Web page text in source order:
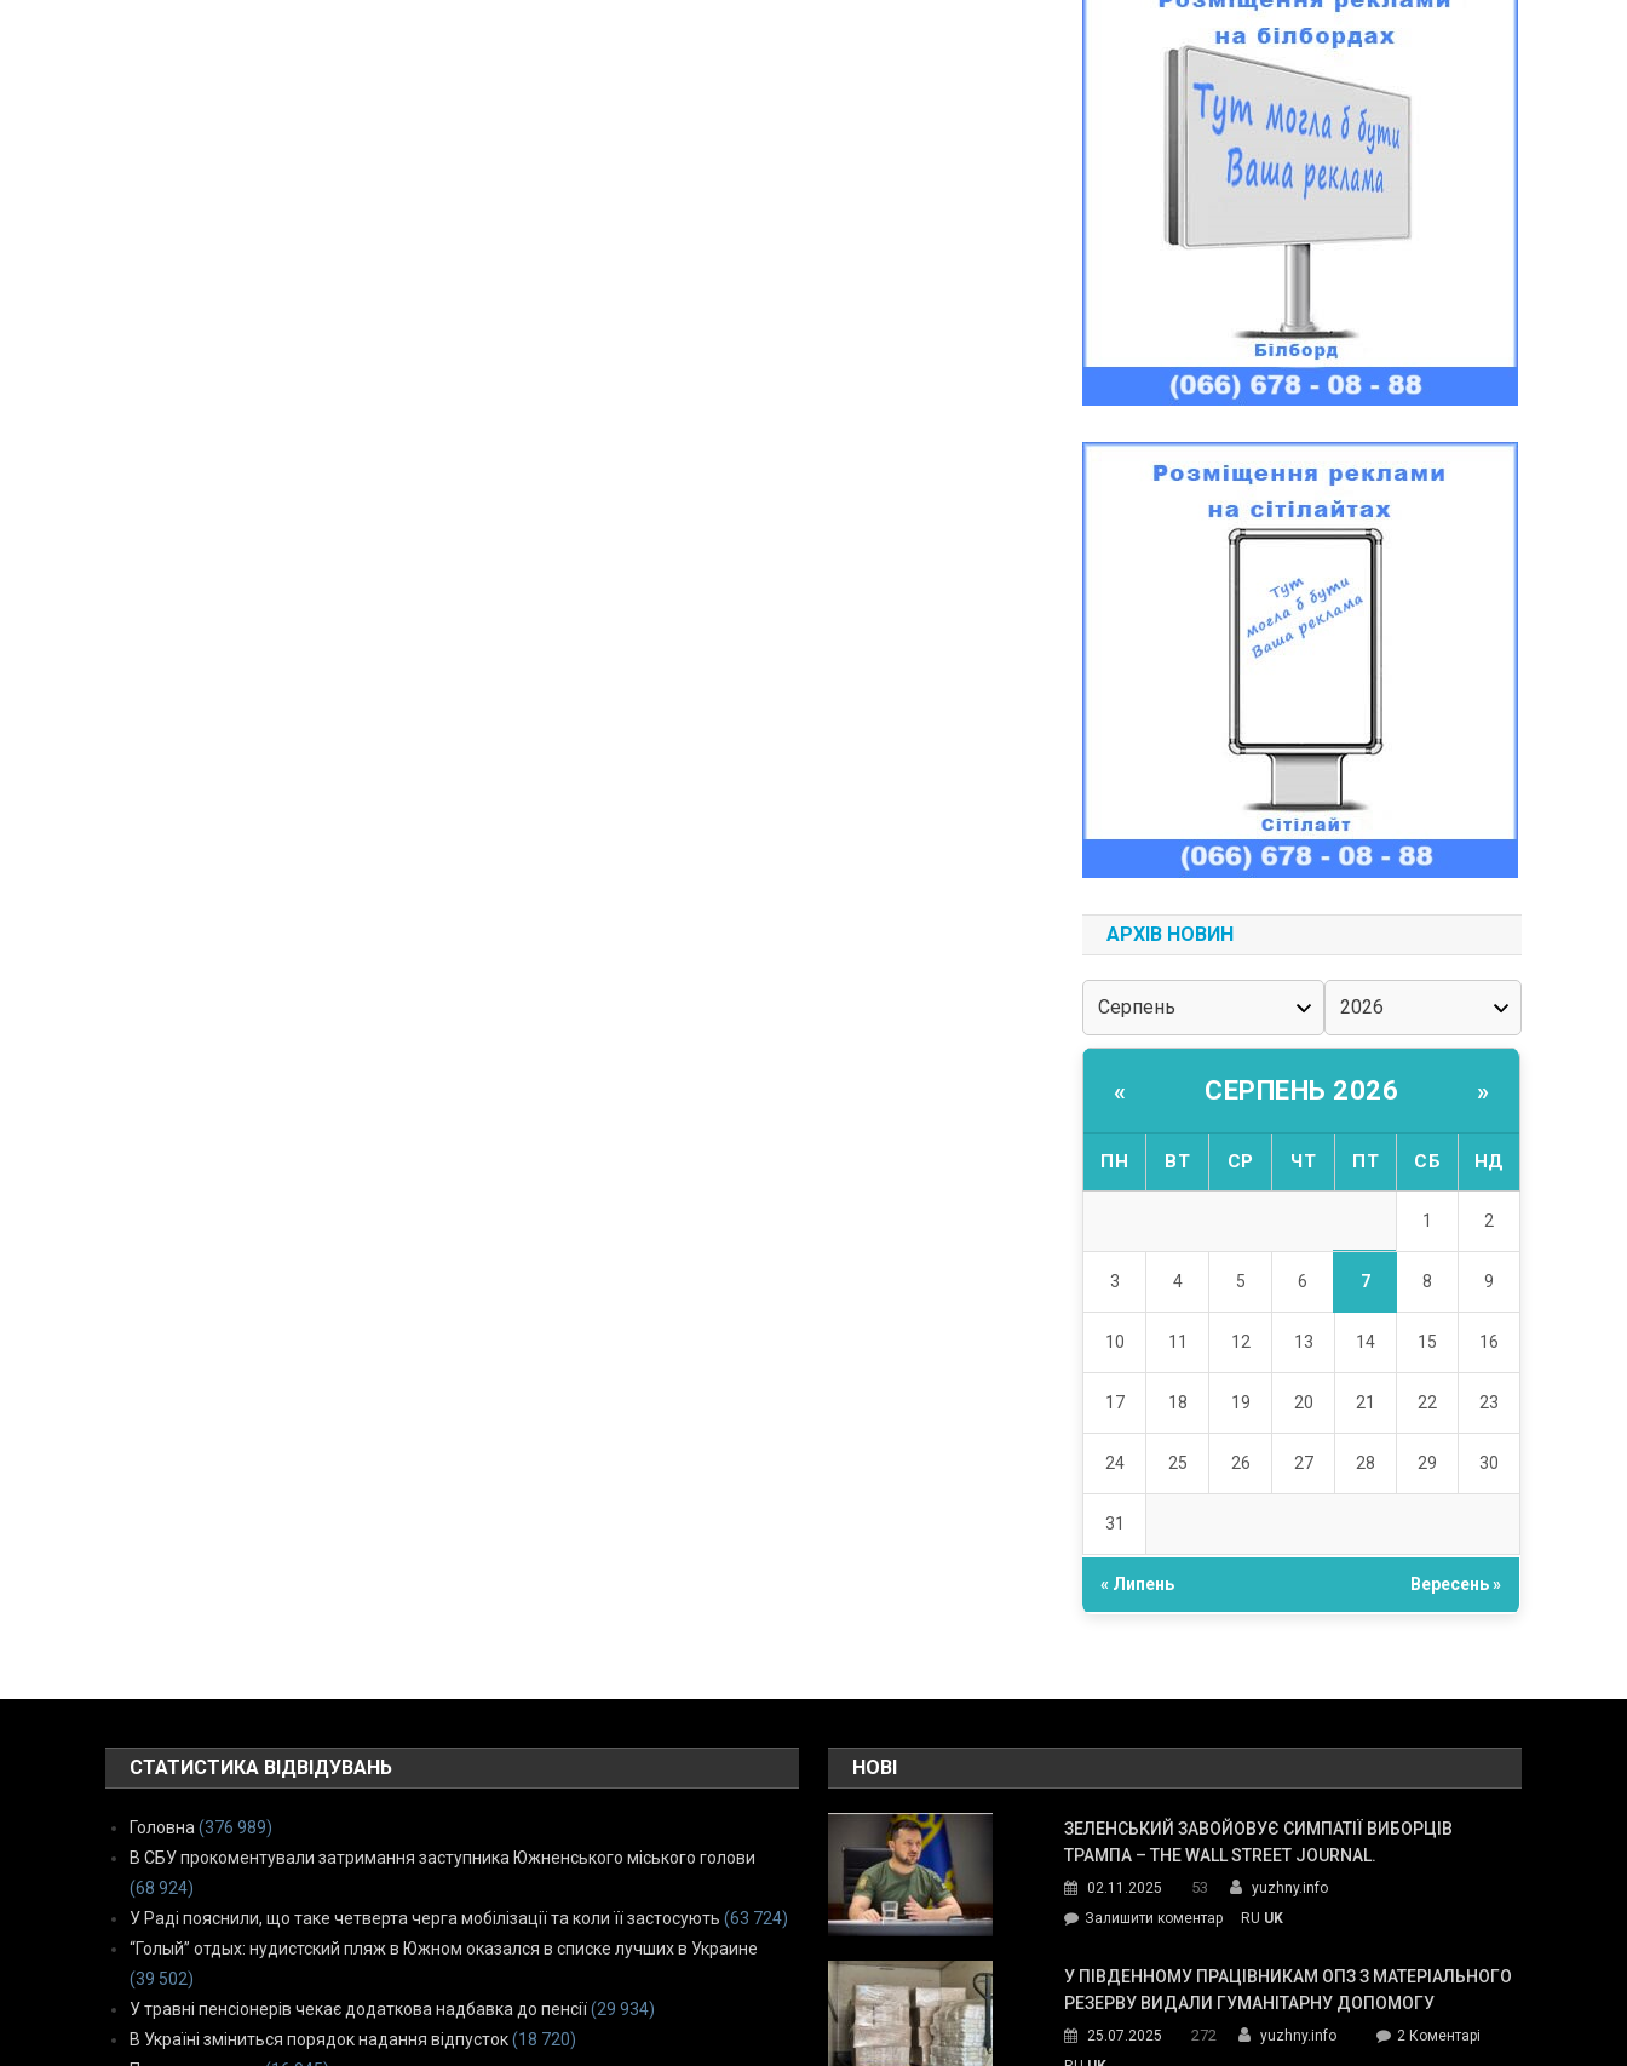
АРХІВ НОВИН
« СЕРПЕНЬ 2026 »
ПН ВТ СР ЧТ ПТ СБ НД
1 2
3 4 5 6 7 8 9
10 11 12 13 14 15 16
17 18 19 20 21 22 23
24 25 26 27 28 29 30
31
« Липень Вересень »
СТАТИСТИКА ВІДВІДУВАНЬ
Головна (376 989)
В СБУ прокоментували затримання заступника Южненського міського голови
(68 924)
У Раді пояснили, що таке четверта черга мобілізації та коли її застосують (63 724)
“Голый” отдых: нудистский пляж в Южном оказался в списке лучших в Украине
(39 502)
У травні пенсіонерів чекає додаткова надбавка до пенсії (29 934)
В Україні зміниться порядок надання відпусток (18 720)
НОВІ
ЗЕЛЕНСЬКИЙ ЗАВОЙОВУЄ СИМПАТІЇ ВИБОРЦІВ
ТРАМПА – THE WALL STREET JOURNAL.
02.11.2025 53
yuzhny.info
Залишити коментарon
завойовує
симпатії
Трампа
RU UK
У ПІВДЕННОМУ ПРАЦІВНИКАМ ОПЗ З МАТЕРІАЛЬНОГО
РЕЗЕРВУ ВИДАЛИ ГУМАНІТАРНУ ДОПОМОГУ
25.07.2025 272 yuzhny.info 2 Коментарідо